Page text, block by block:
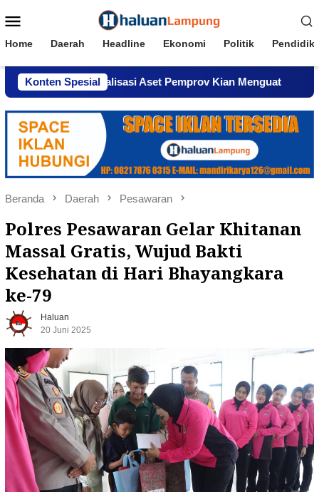
ke
Mobile
Home Daerah Headline Ekonomi Politik
Konten Spesial
Komersialisasi Aset Pemprov Kian Menguat
Beranda Daerah Pesawaran
Polres Pesawaran Gelar Khitanan
Massal Gratis, Wujud Bakti
Kesehatan di Hari Bhayangkara
ke-79
Haluan
20 Juni 2025